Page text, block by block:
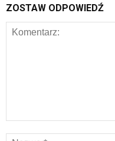
ZOSTAW ODPOWIEDŹ